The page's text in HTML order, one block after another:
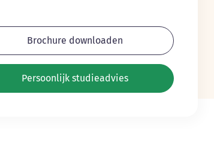
Brochure downloaden
Persoonlijk studieadvies